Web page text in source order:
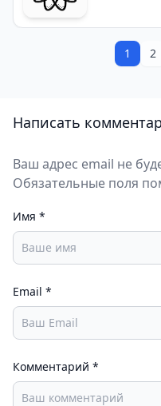
1 2
Написать
Ваш адрес email не
Обязательные поля
Имя *
Email *
Комментарий *